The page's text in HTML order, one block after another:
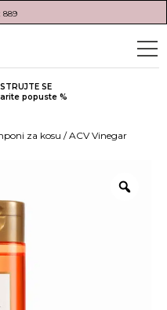
889
SE
popuste %
za kosu / ACV Vinegar